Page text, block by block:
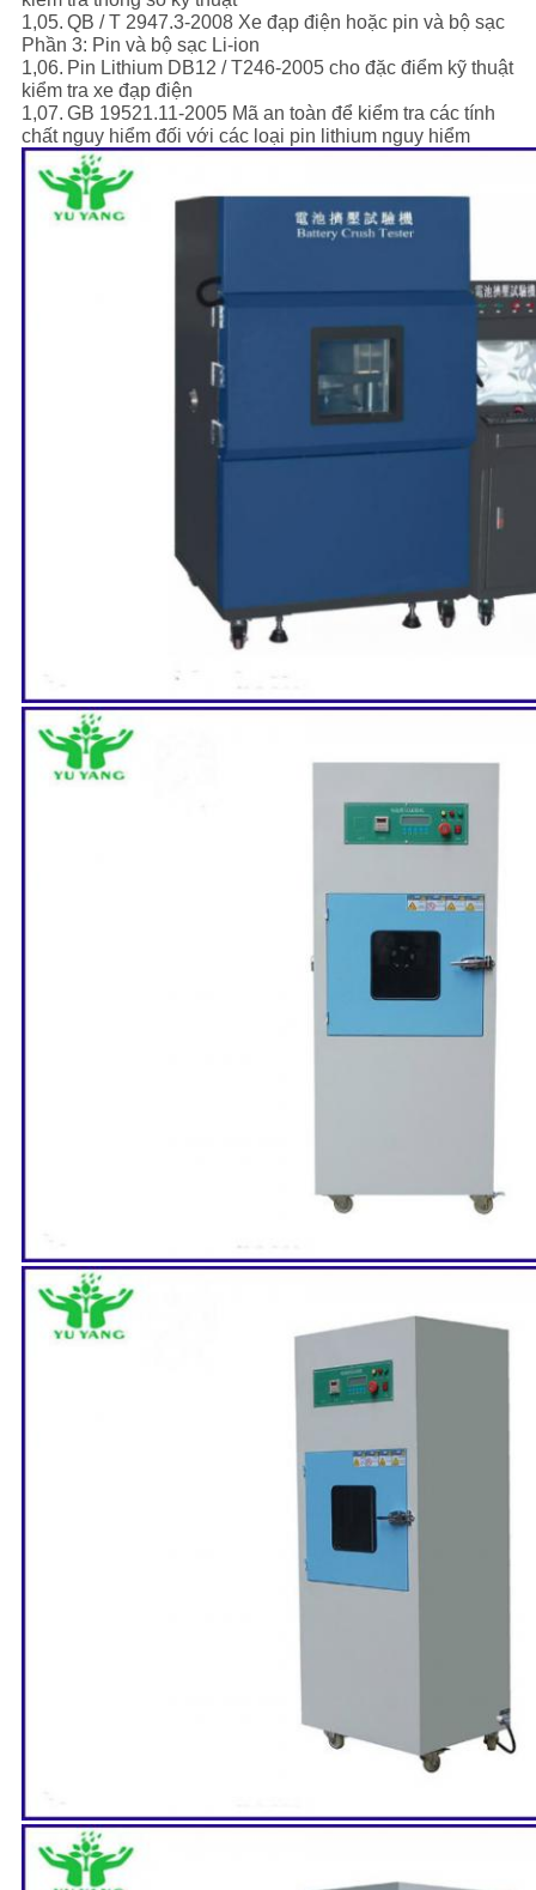
1,05. QB / T 2947.3-2008 Xe đạp điện hoặc pin và bộ sạc
Phần 3: Pin và bộ sạc Li-ion
1,06. Pin Lithium DB12 / T246-2005 cho đặc điểm kỹ thuật
kiểm tra xe đạp điện
1,07. GB 19521.11-2005 Mã an toàn để kiểm tra các tính
chất nguy hiểm đối với các loại pin lithium nguy hiểm